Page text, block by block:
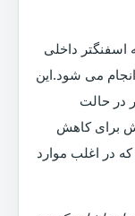
اسفنگتر داخلی
انجام می شود.این
در حالت
برای کاهش
در اغلب موارد